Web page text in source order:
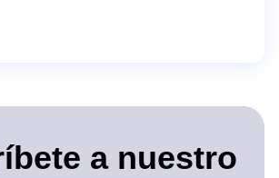
a nuestro